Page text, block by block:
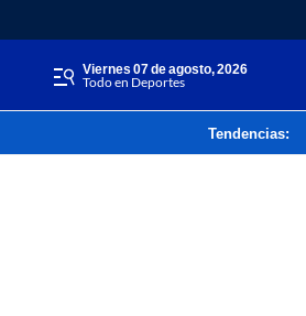
viernes 07 de agosto, 2026
Todo en Deportes
Tendencias: